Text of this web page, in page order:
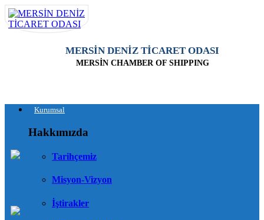
MERSİN DENİZ TİCARET ODASI
MERSİN CHAMBER OF SHIPPING
Kurumsal
Hakkımızda
Tarihçemiz
Misyon-Vizyon
İştirakler